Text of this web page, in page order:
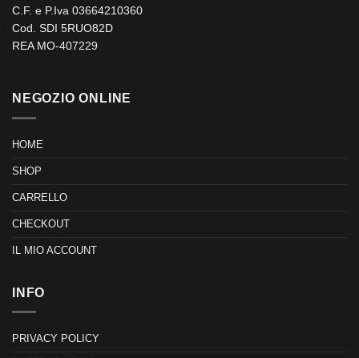
C.F. e P.Iva 03664210360
Cod. SDI 5RUO82D
REA MO-407229
NEGOZIO ONLINE
HOME
SHOP
CARRELLO
CHECKOUT
IL MIO ACCOUNT
INFO
PRIVACY POLICY